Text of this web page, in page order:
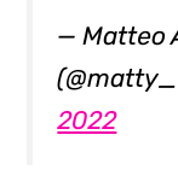
— Matteo
2022